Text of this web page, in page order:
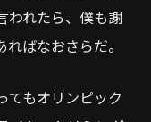
われたら、僕も謝
ばなおさらだ。
てもオリンピック